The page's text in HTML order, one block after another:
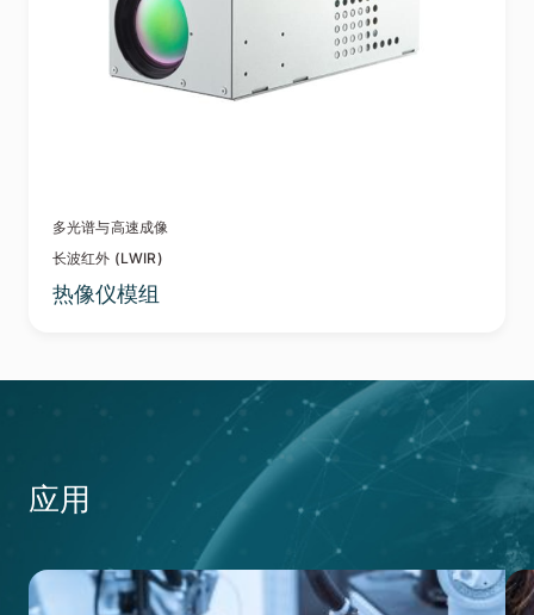
多光谱与高速成像
长波红外 (LWIR)
热像仪模组
应用